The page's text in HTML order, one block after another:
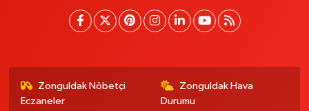
Zonguldak Nöbetçi
Eczaneler
Zonguldak Hava
Durumu